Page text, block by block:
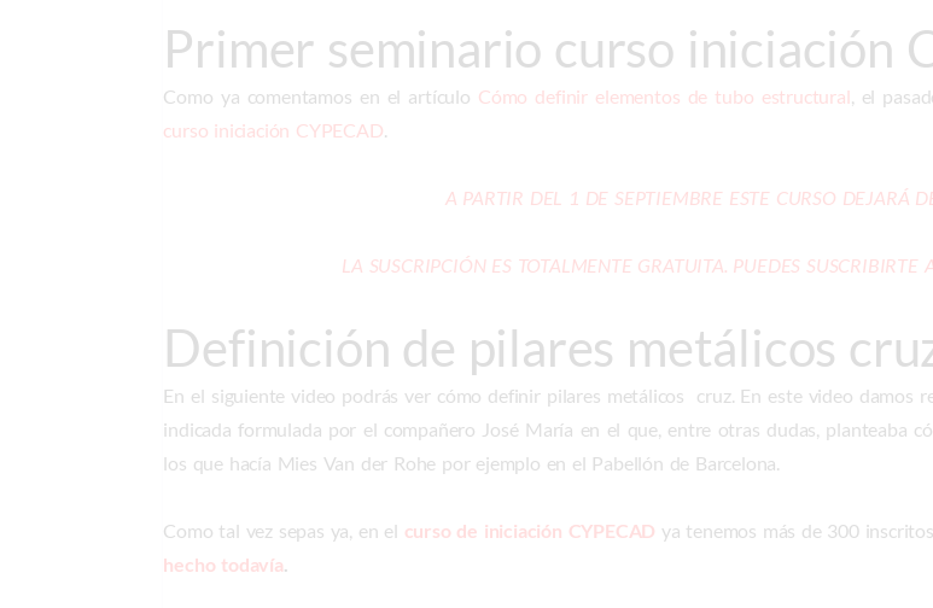
Primer seminario curso iniciación
Como ya comentamos en el artículo Cómo definir elementos de tubo estructural, el
curso iniciación CYPECAD.
A PARTIR DEL 1 DE SEPTIEMBRE ESTE CURSO DEJARÁ
LA SUSCRIPCIÓN ES TOTALMENTE GRATUITA. PUEDES SUSCRIBIRTE
Definición de pilares metálicos
En el siguiente video podrás ver cómo definir pilares metálicos cruz. En este video damos
indicada formulada por el compañero José María en el que, entre otras dudas, planteaba
los que hacía Mies Van der Rohe por ejemplo en el Pabellón de Barcelona.
Como tal vez sepas ya, en el curso de iniciación CYPECAD ya tenemos más de 300
hecho todavía.